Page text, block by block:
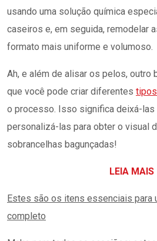
usando uma solução química
caseiros e, em seguida, remodelar
formato mais uniforme e volumoso.
Ah, e além de alisar os pelos, outro
que você pode criar diferentes
o processo. Isso significa deixá-las
personalizá-las para obter o visual
sobrancelhas bagunçadas!
LEIA MAIS
Estes são os itens essenciais para
completo